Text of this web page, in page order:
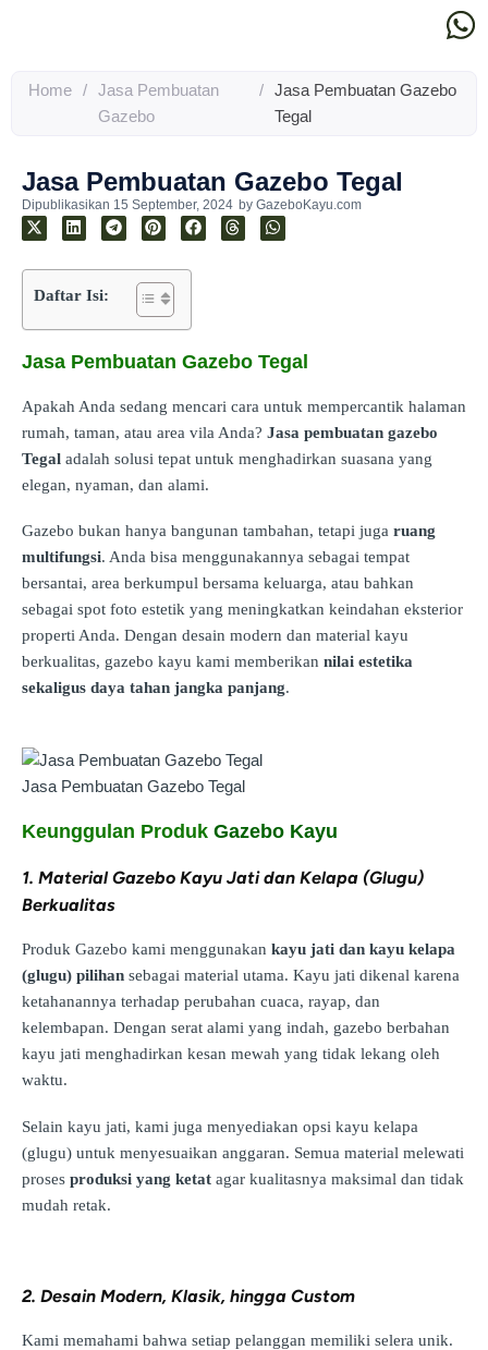
Home / Jasa Pembuatan
Gazebo
/
Jasa Pembuatan Gazebo
Tegal
Jasa Pembuatan Gazebo Tegal
Dipublikasikan 15 September, 2024 by GazeboKayu.com
Daftar Isi:
Jasa Pembuatan Gazebo Tegal
Apakah Anda sedang mencari cara untuk mempercantik halaman
rumah, taman, atau area vila Anda? Jasa pembuatan gazebo
Tegal adalah solusi tepat untuk menghadirkan suasana yang
elegan, nyaman, dan alami.
Gazebo bukan hanya bangunan tambahan, tetapi juga ruang
multifungsi. Anda bisa menggunakannya sebagai tempat
bersantai, area berkumpul bersama keluarga, atau bahkan
sebagai spot foto estetik yang meningkatkan keindahan eksterior
properti Anda. Dengan desain modern dan material kayu
berkualitas, gazebo kayu kami memberikan nilai estetika
sekaligus daya tahan jangka panjang.
Jasa Pembuatan Gazebo Tegal
Keunggulan Produk Gazebo Kayu
1. Material Gazebo Kayu Jati dan Kelapa (Glugu)
Berkualitas
Produk Gazebo kami menggunakan kayu jati dan kayu kelapa
(glugu) pilihan sebagai material utama. Kayu jati dikenal karena
ketahanannya terhadap perubahan cuaca, rayap, dan
kelembapan. Dengan serat alami yang indah, gazebo berbahan
kayu jati menghadirkan kesan mewah yang tidak lekang oleh
waktu.
Selain kayu jati, kami juga menyediakan opsi kayu kelapa
(glugu) untuk menyesuaikan anggaran. Semua material melewati
proses produksi yang ketat agar kualitasnya maksimal dan tidak
mudah retak.
2. Desain Modern, Klasik, hingga Custom
Kami memahami bahwa setiap pelanggan memiliki selera unik.